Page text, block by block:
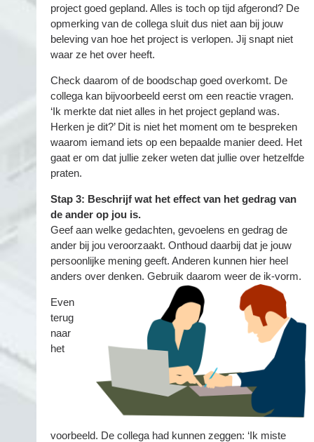
project goed gepland. Alles is toch op tijd afgerond? De
opmerking van de collega sluit dus niet aan bij jouw
beleving van hoe het project is verlopen. Jij snapt niet
waar ze het over heeft.
Check daarom of de boodschap goed overkomt. De
collega kan bijvoorbeeld eerst om een reactie vragen.
‘Ik merkte dat niet alles in het project gepland was.
Herken je dit?’ Dit is niet het moment om te bespreken
waarom iemand iets op een bepaalde manier deed. Het
gaat er om dat jullie zeker weten dat jullie over hetzelfde
praten.
Stap 3: Beschrijf wat het effect van het gedrag van
de ander op jou is.
Geef aan welke gedachten, gevoelens en gedrag de
ander bij jou veroorzaakt. Onthoud daarbij dat je jouw
persoonlijke mening geeft. Anderen kunnen hier heel
anders over denken. Gebruik daarom weer de ik-vorm.
Even
terug
naar
het
voorbeeld. De collega had kunnen zeggen: ‘Ik miste